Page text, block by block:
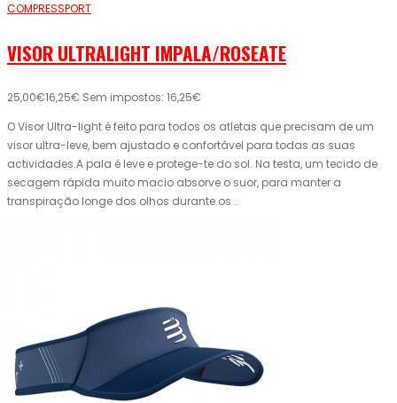
COMPRESSPORT
VISOR ULTRALIGHT IMPALA/ROSEATE
25,00€16,25€ Sem impostos: 16,25€
O Visor Ultra-light é feito para todos os atletas que precisam de um
visor ultra-leve, bem ajustado e confortável para todas as suas
actividades.A pala é leve e protege-te do sol. Na testa, um tecido de
secagem rápida muito macio absorve o suor, para manter a
transpiração longe dos olhos durante os ..